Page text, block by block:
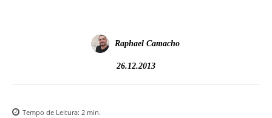
Raphael Camacho
26.12.2013
Tempo de Leitura: 2 min.